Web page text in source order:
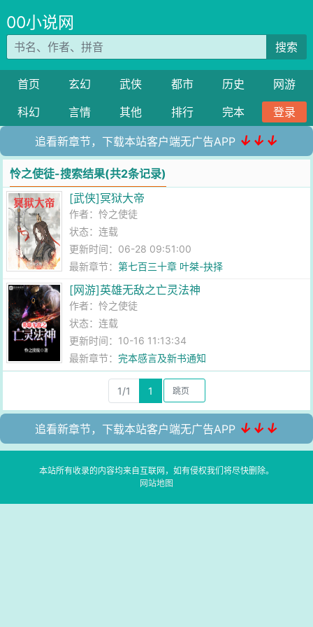
00小说网
搜索
首页 玄幻 武侠 都市 历史
网游
科幻
言情 其他 排行 完本 登录
追看新章节，下载本站客户端无广告APP ↓↓↓
怜之使徒-搜索结果(共2条记录)
[武侠]冥狱大帝
作者：怜之使徒
状态：连载
更新时间：06-28 09:51:00
最新章节：第七百三十章 叶桀-抉择
[网游]英雄无敌之亡灵法神
作者：怜之使徒
状态：连载
更新时间：10-16 11:13:34
最新章节：完本感言及新书通知
1/1 1
追看新章节，下载本站客户端无广告APP ↓↓↓
本站所有收录的内容均来自互联网，如有侵权我们将尽快删除。
网站地图